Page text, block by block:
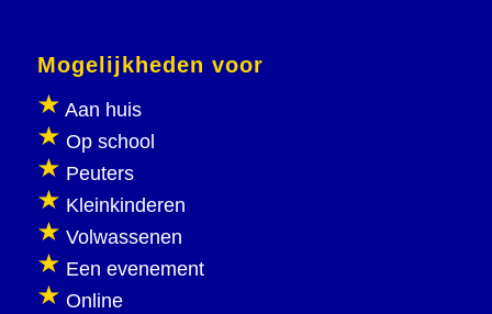
Mogelijkheden voor
Aan huis
Op school
Peuters
Kleinkinderen
Volwassenen
Een evenement
Online